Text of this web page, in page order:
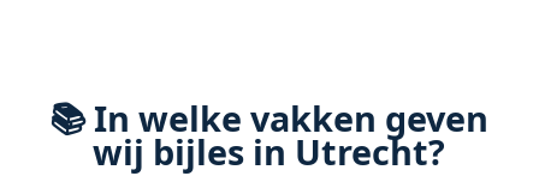
📚 In welke vakken geven
wij bijles in Utrecht?